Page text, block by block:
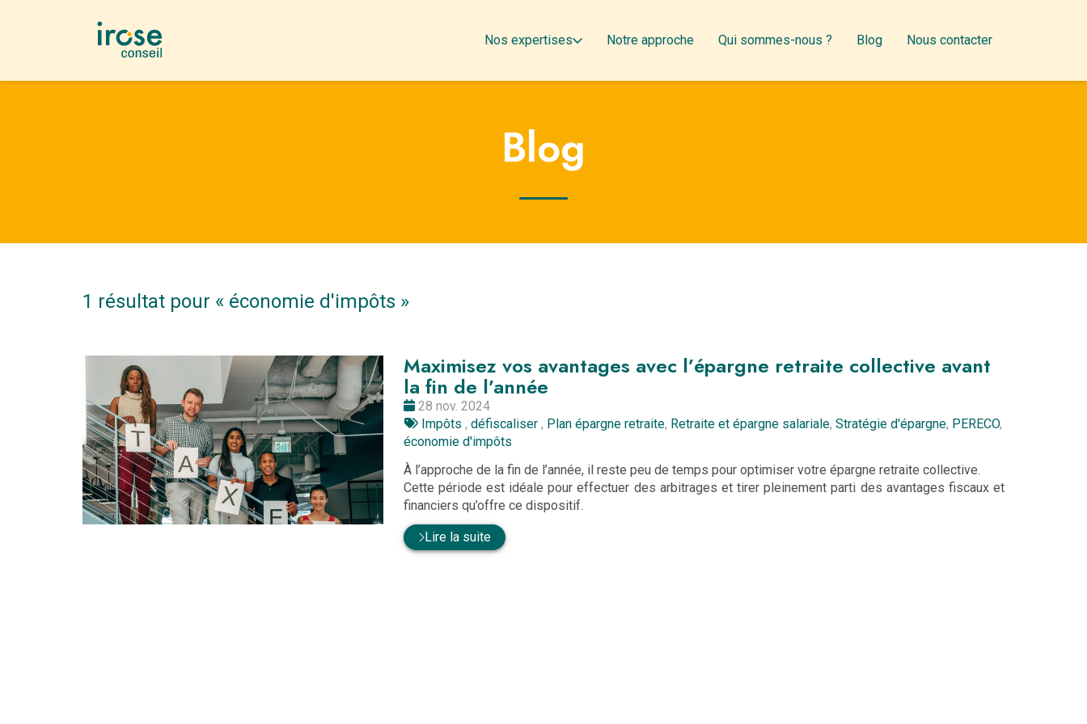
Nos expertises Notre approche Qui sommes-nous ? Blog Nous contacter
Blog
1 résultat pour « économie d'impôts »
Maximisez vos avantages avec l’épargne retraite collective avant
la fin de l’année
Date
:
28 nov. 2024
Tags
:
Impôts , défiscaliser , Plan épargne retraite, Retraite et épargne salariale, Stratégie d'épargne, PERECO,
économie d'impôts
À l’approche de la fin de l’année, il reste peu de temps pour optimiser votre épargne retraite collective.
Cette période est idéale pour effectuer des arbitrages et tirer pleinement parti des avantages fiscaux et
financiers qu’offre ce dispositif.
Lire la suite